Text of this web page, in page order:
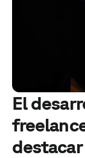
El